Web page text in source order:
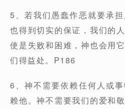
5、若我们愚蠢作恶就要承
也得到切实的保证，我们的
使是失败和困难，神也会用
们得益处。P186
6、神不需要依赖任何人或
赖他。神不需要我们的爱和